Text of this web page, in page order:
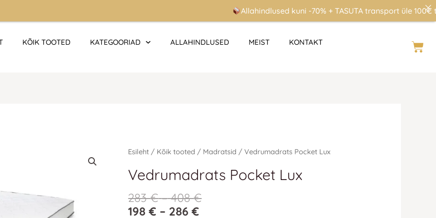
KÕIK TOOTED KATEGOORIAD ALLAHINDLUSED MEIST KONTAKT Cart
Esileht / Kõik tooted / Madratsid / Vedrumadrats Pocket Lux
Vedrumadrats Pocket Lux
283€ – 408€
Hinnavahemik:
kuni
198€ – 286€
Hinnavahemik:
kuni
286 €
Algne
oli:
283 €.
Praegune
on:
283 €.
Vedrumadrats
Lux
kogus
Allahindlused kuni -70% + TASUTA transport üle 100€